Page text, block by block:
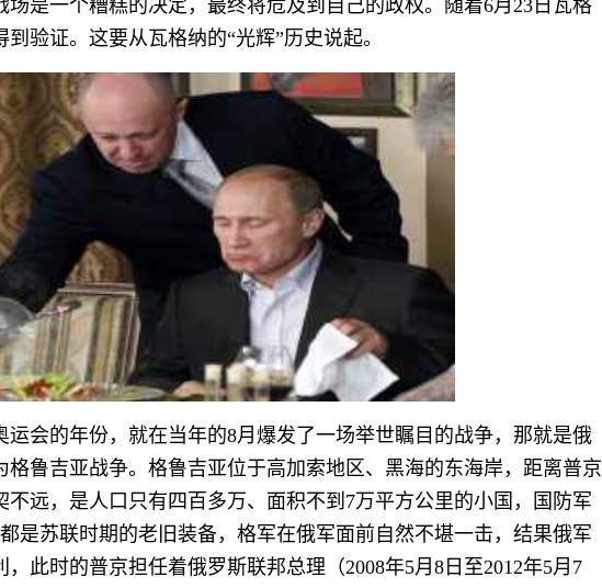
是一个糟糕的决定，最终将危及到自己的政权。随着6月23日瓦格
验证。这要从瓦格纳的“光辉”历史说起。
运会的年份，就在当年的8月爆发了一场举世瞩目的战争，那就是俄
鲁吉亚战争。格鲁吉亚位于高加索地区、黑海的东海岸，距离普京
远，是人口只有四百多万、面积不到7万平方公里的小国，国防军
是苏联时期的老旧装备，格军在俄军面前自然不堪一击，结果俄军
此时的普京担任着俄罗斯联邦总理（2008年5月8日至2012年5月7